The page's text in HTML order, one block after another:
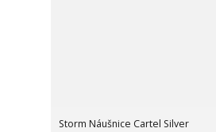
Storm Náušnice Cartel Silver